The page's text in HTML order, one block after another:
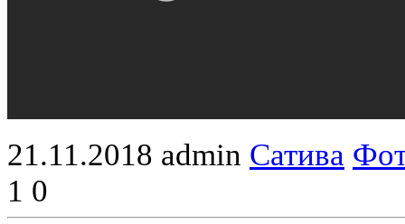
21.11.2018 admin Сатива
1 0